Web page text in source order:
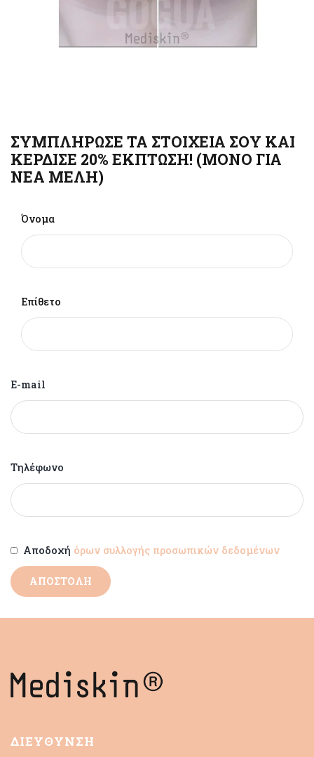
ΣΥΜΠΛΗΡΩΣΕ ΤΑ ΣΤΟΙΧΕΙΑ ΣΟΥ ΚΑΙ
ΚΕΡΔΙΣΕ 20% ΕΚΠΤΩΣΗ! (ΜΟΝΟ ΓΙΑ
ΝΕΑ ΜΕΛΗ)
Όνομα
Επίθετο
E-mail
Τηλέφωνο
Αποδοχή όρων συλλογής προσωπικών δεδομένων
ΔΙΕΥΘΥΝΣΗ